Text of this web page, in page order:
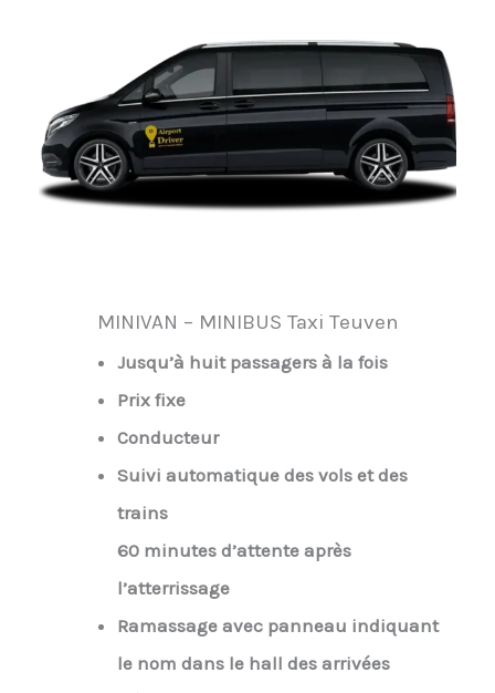
MINIVAN – MINIBUS Taxi Teuven
Jusqu’à huit passagers à la fois
Prix fixe
Conducteur
Suivi automatique des vols et des
trains
60 minutes d’attente après
l’atterrissage
Ramassage avec panneau indiquant
le nom dans le hall des arrivées